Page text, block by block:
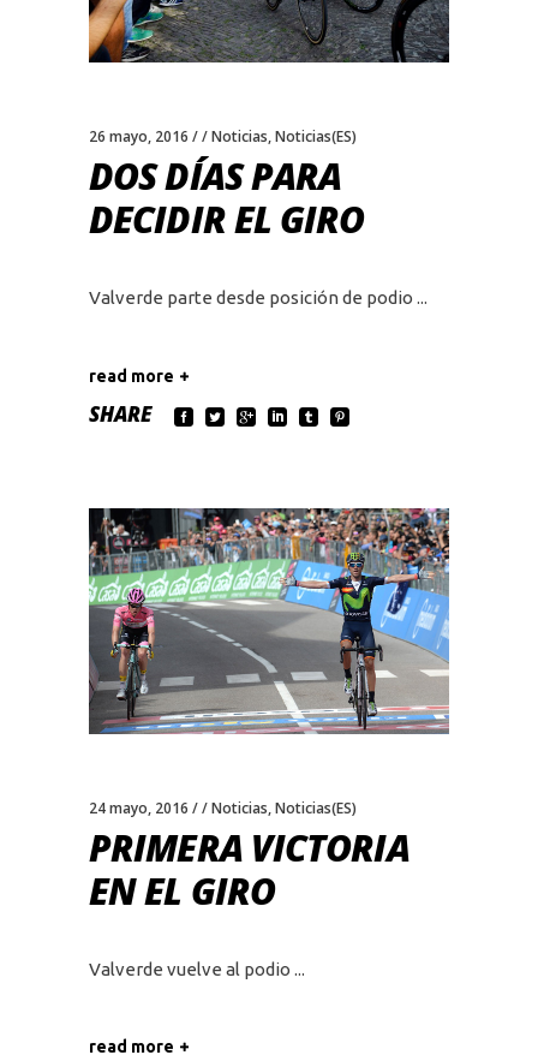
26 mayo, 2016 Noticias,Noticias(ES)
DOS DÍAS PARA
DECIDIR EL GIRO
Valverde parte desde posición de podio
read more
SHARE
24 mayo, 2016 Noticias,Noticias(ES)
PRIMERA VICTORIA
EN EL GIRO
Valverde vuelve al podio
read more